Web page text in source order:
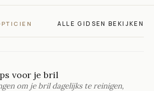
ALLE GIDSEN BEKIJKEN
voor je bril
om je bril dagelijks te reinigen,